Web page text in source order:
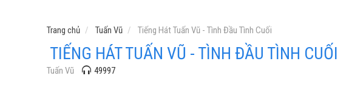
Trang chủ Tuấn Vũ Tiếng Hát Tuấn Vũ - Tình Đầu Tình Cuối
TIẾNG HÁT TUẤN VŨ - TÌNH ĐẦU TÌNH CUỐI
Tuấn Vũ 49997